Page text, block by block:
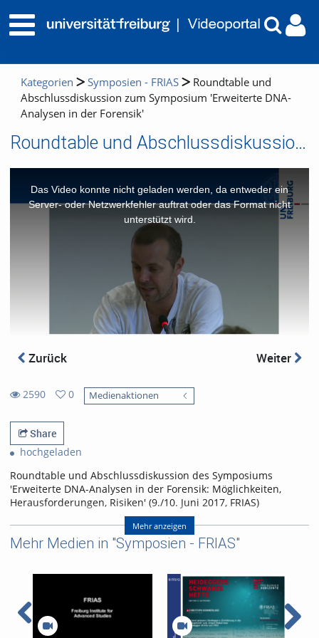
Kategorien Symposien - FRIAS
Roundtable und
Abschlussdiskussion zum Symposium 'Erweiterte DNA-
Analysen in der Forensik'
Roundtable und Abschlussdiskussion zum Symposium 'Erweiterte DNA-Analysen in der Forensik'
window.
Das Video konnte nicht geladen werden, da entweder ein
Server- oder Netzwerkfehler auftrat oder das Format nicht
unterstützt wird.
Zurück Weiter
2590
views
0
favorites
Medienaktionen
Share
hochgeladen
Roundtable und Abschlussdiskussion des Symposiums
'Erweiterte DNA-Analysen in der Forensik: Möglichkeiten,
Herausforderungen, Risiken' (9./10. Juni 2017, FRIAS)
Referent/in:Auf dem Podium:
Prof. Dr. Torsten Heinemann,
Universität Hamburg Sonja
Allgemeine Sonntagszeitung
Bund Deutscher
Kriminalbeamter, LV Baden-
Württemberg Dr. Susanne
Mehr anzeigen
Mehr Medien in "Symposien - FRIAS"